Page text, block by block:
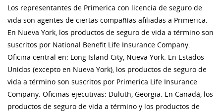
Los representantes de Primerica con licencia de seguro de
vida son agentes de ciertas compañías afiliadas a Primerica.
En Nueva York, los productos de seguro de vida a término son
suscritos por National Benefit Life Insurance Company.
Oficina central en: Long Island City, Nueva York. En Estados
Unidos (excepto en Nueva York), los productos de seguro de
vida a término son suscritos por Primerica Life Insurance
Company. Oficinas ejecutivas: Duluth, Georgia. En Canadá, los
productos de seguro de vida a término y los productos de